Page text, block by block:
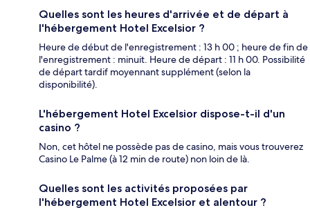
Quelles sont les heures d'arrivée et de départ à
l'hébergement Hotel Excelsior ?
Heure de début de l'enregistrement : 13 h 00 ; heure de fin de
l'enregistrement : minuit. Heure de départ : 11 h 00. Possibilité
de départ tardif moyennant supplément (selon la
disponibilité).
L'hébergement Hotel Excelsior dispose-t-il d'un
casino ?
Non, cet hôtel ne possède pas de casino, mais vous trouverez
Casino Le Palme (à 12 min de route) non loin de là.
Quelles sont les activités proposées par
l'hébergement Hotel Excelsior et alentour ?